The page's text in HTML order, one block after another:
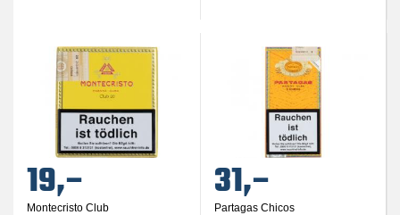
19,–
Montecristo Club 31,–
Partagas Chicos